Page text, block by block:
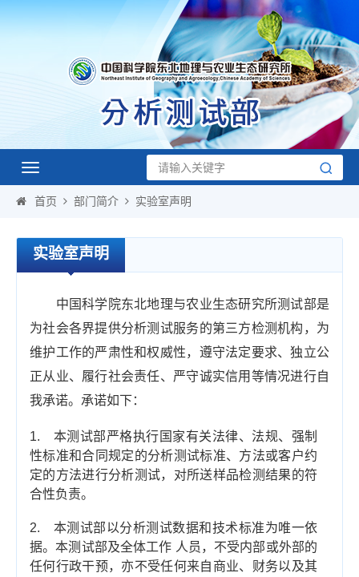
Toggle
navigation
首页
部门简介 实验室声明
实验室声明
中国科学院东北地理与农业生态研究所测试部是
为社会各界提供分析测试服务的第三方检测机构，为
维护工作的严肃性和权威性，遵守法定要求、独立公
正从业、履行社会责任、严守诚实信用等情况进行自
我承诺。承诺如下：
1. 本测试部严格执行国家有关法律、法规、强制
性标准和合同规定的分析测试标准、方法或客户约
定的方法进行分析测试，对所送样品检测结果的符
合性负责。
2. 本测试部以分析测试数据和技术标准为唯一依
据。本测试部及全体工作 人员，不受内部或外部的
任何行政干预，亦不受任何来自商业、财务以及其